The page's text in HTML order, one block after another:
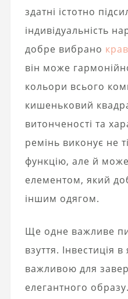
здатні істотно
індивідуальність
добре вибрано
він може
кольори всього
кишеньковий
витонченості та
ремінь виконує не
функцію, але й
елементом, який
іншим одягом.
Ще одне важливе
взуття. Інвестиція в
важливою для
елегантного образу.